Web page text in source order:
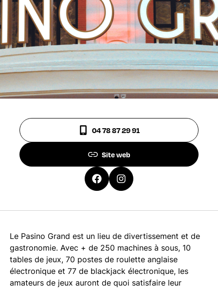
04 78 87 29 91
Site web
Le Pasino Grand est un lieu de divertissement et de
gastronomie. Avec + de 250 machines à sous, 10
tables de jeux, 70 postes de roulette anglaise
électronique et 77 de blackjack électronique, les
amateurs de jeux auront de quoi satisfaire leur